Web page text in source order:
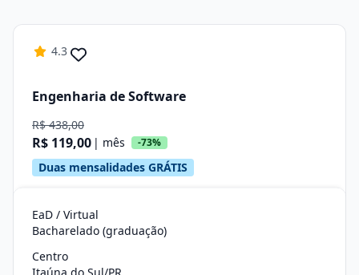
4.3
Engenharia de Software
R$ 438,00
R$ 119,00 | mês -73%
Duas mensalidades GRÁTIS
EaD / Virtual
Bacharelado (graduação)
Centro